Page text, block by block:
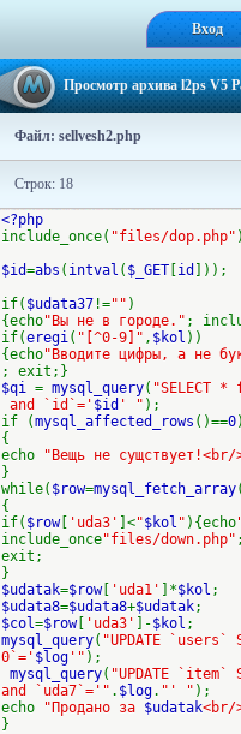
Вход
Просмотр архива l2ps V5
Файл: sellvesh2.php
Строк: 18
<?php
include_once( "files/dop.php"
$id=abs ( intval ( $_GET id
]));
if( $udata37 !="" )
{echo"Вы не в городе." ;
if(eregi( "[^0-9]" , $kol ))
{echo"Вводите цифры, а не
; exit;}
$qi = mysql_query( "SELECT
and `id`=' $id ' " );
if (mysql_affected_rows ()==0)
{
echo
"Вещь не сущствует!<br/
}
while( $row=mysql_fetch_array(
{
if( $row[ 'uda3' ]<"$kol " ){echo
include_once"files/down.php" ;
exit;
}
$udatak=$row[ 'uda1' ]*$kol ;
$udata8=$udata8+$udatak;
$col=$row[ 'uda3' ]-$kol ;
mysql_query( "UPDATE `users`
0`=' $log '" );
mysql_query( "UPDATE `item`
and `uda7`='" . $log. "' " );
echo
"Продано за $udatak<br/
}